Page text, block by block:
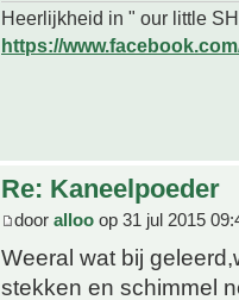
Heerlijkheid in " our little
https://
Re: Kaneelpoeder
door alloo op 31 jul 2015
Weeral wat bij
stekken en schimmel